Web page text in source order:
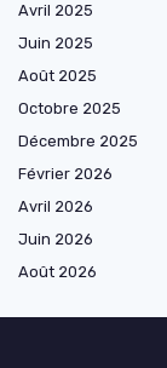
Avril 2025
Juin 2025
Août 2025
Octobre 2025
Décembre 2025
Février 2026
Avril 2026
Juin 2026
Août 2026